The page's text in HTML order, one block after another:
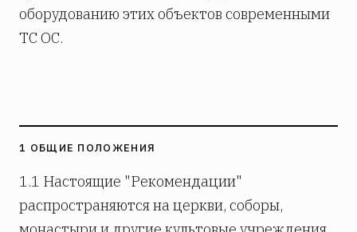
оборудованию этих объектов современными
ТС ОС.
1 ОБЩИЕ ПОЛОЖЕНИЯ
1.1 Настоящие "Рекомендации"
распространяются на церкви, соборы,